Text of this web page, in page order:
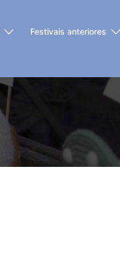
Festivais anteriores